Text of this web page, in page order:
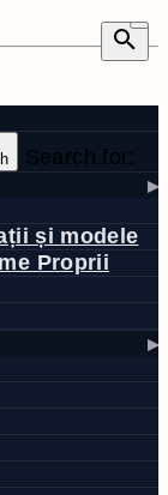
Search for:
și modele
Proprii